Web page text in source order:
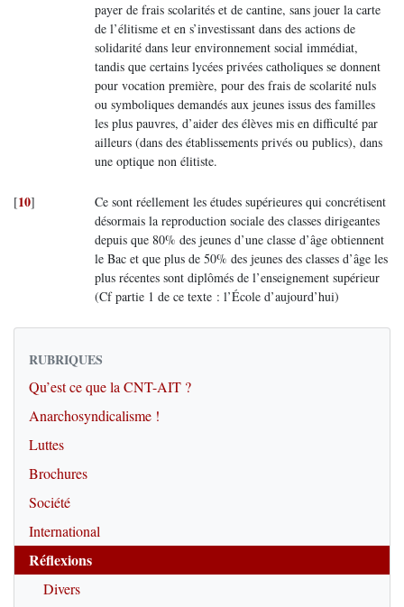
payer de frais scolarités et de cantine, sans jouer la carte
de l’élitisme et en s’investissant dans des actions de
solidarité dans leur environnement social immédiat,
tandis que certains lycées privées catholiques se donnent
pour vocation première, pour des frais de scolarité nuls
ou symboliques demandés aux jeunes issus des familles
les plus pauvres, d’aider des élèves mis en difficulté par
ailleurs (dans des établissements privés ou publics), dans
une optique non élitiste.
[10]
Ce sont réellement les études supérieures qui concrétisent
désormais la reproduction sociale des classes dirigeantes
depuis que 80% des jeunes d’une classe d’âge obtiennent
le Bac et que plus de 50% des jeunes des classes d’âge les
plus récentes sont diplômés de l’enseignement supérieur
(Cf partie 1 de ce texte : l’École d’aujourd’hui)
RUBRIQUES
Qu’est ce que la CNT-AIT ?
Anarchosyndicalisme !
Luttes
Brochures
Société
International
Réflexions
Divers